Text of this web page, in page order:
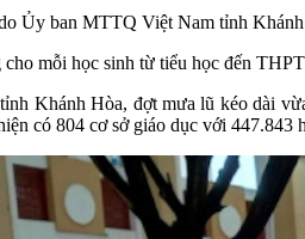
Ủy ban MTTQ Việt Nam tỉnh
mỗi học sinh từ tiểu học đến
Khánh Hòa, đợt mưa lũ kéo dài
có 804 cơ sở giáo dục với